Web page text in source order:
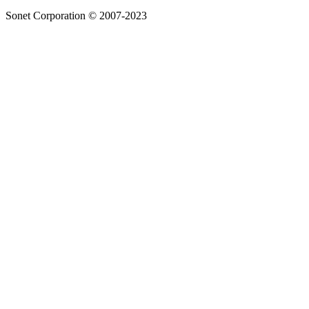
Sonet Corporation © 2007-2023